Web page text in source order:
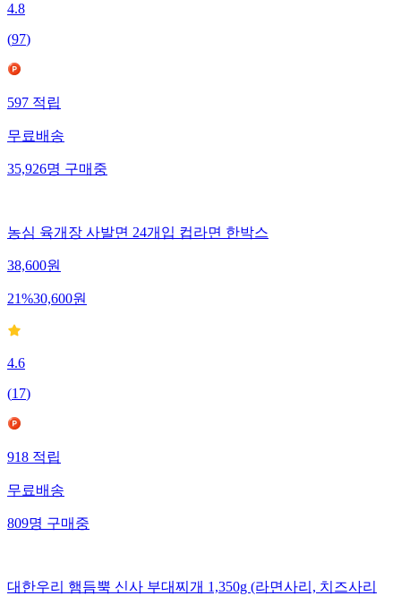
4.8
(97)
597 적립
무료배송
35,926명 구매중
농심 육개장 사발면 24개입 컵라면 한박스
38,600원
21%30,600원
4.6
(17)
918 적립
무료배송
809명 구매중
대한우리 햄듬뿍 신사 부대찌개 1,350g (라면사리, 치즈사리